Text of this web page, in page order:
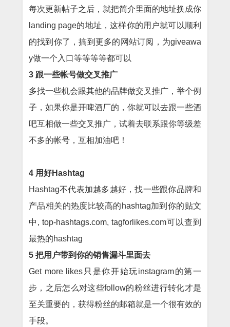
每次更新帖子之后，就把简介里面的地址换成你
landing page的地址，这样你的用户就可以顺利
的找到你了，搞到更多的网站订阅，为giveawa
y做一个入口等等等等都可以
3 跟一些帐号做交叉推广
多找一些机会跟其他的品牌做交叉推广，举个例
子，如果你是开啤酒厂的，你就可以去跟一些酒
吧互相做一些交叉推广，试着去联系跟你等级差
不多的帐号，互相加油吧！
4 用好Hashtag
Hashtag不代表加越多越好，找一些跟你品牌和
产品相关的热度比较高的hashtag加到你的贴文
中, top-hashtags.com, tagforlikes.com可以查到
最热的hashtag
5 把用户带到你的销售漏斗里面去
Get more likes只是你开始玩instagram的第一
步，之后怎么对这些follow的粉丝进行转化才是
至关重要的，获得粉丝的邮箱就是一个很有效的
手段。